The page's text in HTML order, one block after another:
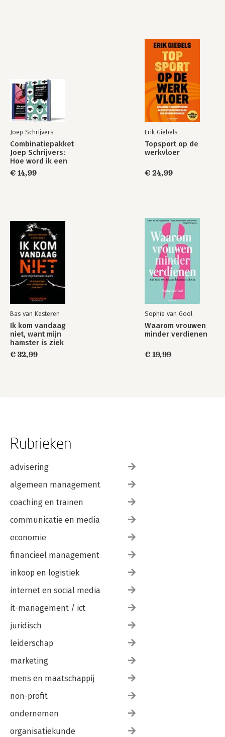
Joep Schrijvers
Combinatiepakket
Joep Schrijvers:
Hoe word ik een
rat? + Hoe raak je
ze kwijt?
€ 14,99
Erik Giebels
Topsport op de
werkvloer
€ 24,99
Bas van Kesteren
Ik kom vandaag
niet, want mijn
hamster is ziek
€ 32,99
Sophie van Gool
Waarom vrouwen
minder verdienen
€ 19,99
Rubrieken
advisering
algemeen management
coaching en trainen
communicatie en media
economie
financieel management
inkoop en logistiek
internet en social media
it-management / ict
juridisch
leiderschap
marketing
mens en maatschappij
non-profit
ondernemen
organisatiekunde